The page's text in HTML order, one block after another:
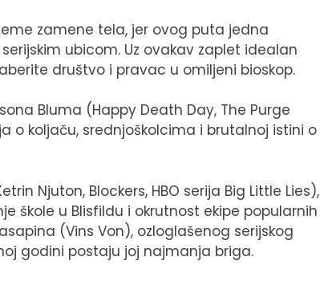
zamene tela, jer ovog puta jedna
ubicom. Uz ovakav zaplet idealan
društvo i pravac u omiljeni bioskop.
Bluma (Happy Death Day, The Purge
o koljaču, srednjoškolcima i brutalnoj istini o
Njuton, Blockers, HBO serija Big Little Lies),
škole u Blisfildu i okrutnost ekipe popularnih
(Vins Von), ozloglašenog serijskog
godini postaju joj najmanja briga.